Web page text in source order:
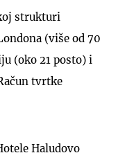
strukturi
(više od 70
(oko 21 posto) i
tvrtke
Haludovo